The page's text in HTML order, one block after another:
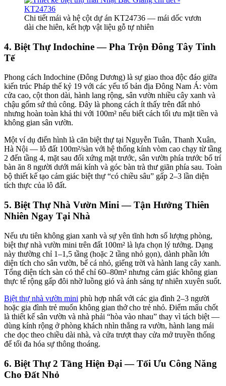
Chi tiết mái và hệ cột dự án KT24736 — mái dốc vươn
dài che hiên, kết hợp vật liệu gỗ tự nhiên
4. Biệt Thự Indochine — Pha Trộn Đông Tây Tinh
Tế
Phong cách Indochine (Đông Dương) là sự giao thoa độc đáo giữa
kiến trúc Pháp thế kỷ 19 với các yếu tố bản địa Đông Nam Á: vòm
cửa cao, cột thon dài, hành lang rộng, sân vườn nhiều cây xanh và
chậu gốm sứ thủ công. Đây là phong cách ít thấy trên đất nhỏ
nhưng hoàn toàn khả thi với 100m² nếu biết cách tối ưu mặt tiền và
không gian sân vườn.
Một ví dụ điển hình là căn biệt thự tại Nguyễn Tuân, Thanh Xuân,
Hà Nội — lô đất 100m²/sàn với hệ thống kính vòm cao chạy từ tầng
2 đến tầng 4, mặt sau đối xứng mặt trước, sân vườn phía trước bố trí
bàn ăn 8 người dưới mái kính và góc bàn trà thư giãn phía sau. Toàn
bộ thiết kế tạo cảm giác biệt thự “có chiều sâu” gấp 2–3 lần diện
tích thực của lô đất.
5. Biệt Thự Nhà Vườn Mini — Tận Hưởng Thiên
Nhiên Ngay Tại Nhà
Nếu ưu tiên không gian xanh và sự yên tĩnh hơn số lượng phòng,
biệt thự nhà vườn mini trên đất 100m² là lựa chọn lý tưởng. Dạng
này thường chỉ 1–1,5 tầng (hoặc 2 tầng nhỏ gọn), dành phần lớn
diện tích cho sân vườn, bể cá nhỏ, giếng trời và hành lang cây xanh.
Tổng diện tích sàn có thể chỉ 60–80m² nhưng cảm giác không gian
thực tế rộng gấp đôi nhờ luồng gió và ánh sáng tự nhiên xuyên suốt.
Biệt thự nhà vườn mini phù hợp nhất với các gia đình 2–3 người
hoặc gia đình trẻ muốn không gian thở cho trẻ nhỏ. Điểm mấu chốt
là thiết kế sân vườn và nhà phải “hòa vào nhau” thay vì tách biệt —
dùng kính rộng ở phòng khách nhìn thẳng ra vườn, hành lang mái
che dọc theo chiều dài nhà, và cửa trượt thay cửa mở truyền thống
để tối đa hóa sự thông thoáng.
6. Biệt Thự 2 Tầng Hiện Đại — Tối Ưu Công Năng
Cho Đất Nhỏ